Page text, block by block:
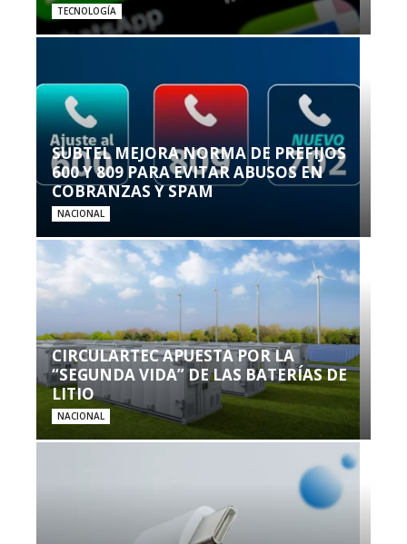
TECNOLOGÍA
SUBTEL MEJORA NORMA DE PREFIJOS
600 Y 809 PARA EVITAR ABUSOS EN
COBRANZAS Y SPAM
NACIONAL
CIRCULARTEC APUESTA POR LA
“SEGUNDA VIDA” DE LAS BATERÍAS DE
LITIO
NACIONAL